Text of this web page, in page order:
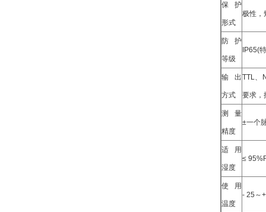
保护
形式
极性，
防护
等级
IP65(
输出
方式
TTL、
要求，
测量
精度
±一个
适用
湿度
≤
使用
温度
- 25～